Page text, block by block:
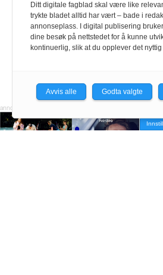
Ditt digitale fagblad skal være like
trykte bladet alltid har vært – bade i
annonseplass. I digital publisering
dine besøk på nettstedet for å kunne
kontinuerlig, slik at du opplever det
Avvis alle Godta valgte